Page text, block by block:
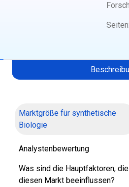
Seiten:
Marktgröße für synthetische
Biologie
Analystenbewertung
Was sind die Hauptfaktoren, die
diesen Markt beeinflussen?